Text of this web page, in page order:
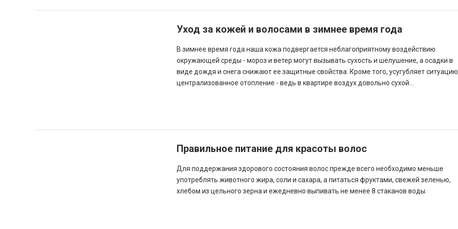
Уход за кожей и волосами в зимнее время года
В зимнее время года наша кожа подвергается неблагоприятному воздействию
окружающей среды - мороз и ветер могут вызывать сухость и шелушение, а осадки в
виде дождя и снега снижают ее защитные свойства. Кроме того, усугубляет ситуацию
централизованное отопление - ведь в квартире воздух довольно сухой...
Правильное питание для красоты волос
Для поддержания здорового состояния волос прежде всего необходимо меньше
употреблять животного жира, соли и сахара, а питаться фруктами, свежей зеленью,
хлебом из цельного зерна и ежедневно выпивать не менее 8 стаканов воды.